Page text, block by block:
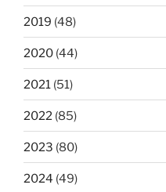
2019 (48)
2020 (44)
2021 (51)
2022 (85)
2023 (80)
2024 (49)